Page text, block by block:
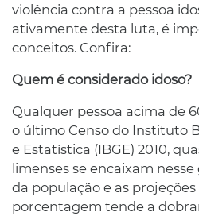
violência contra a pessoa
ativamente desta luta, é
conceitos. Confira:
Quem é considerado idoso?
Qualquer pessoa acima de
o último Censo do Instituto
e Estatística (IBGE) 2010,
limenses se encaixam
da população e as
porcentagem tende a